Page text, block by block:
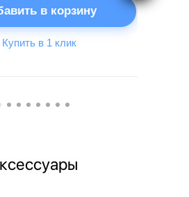
в корзину
Купить в 1 клик